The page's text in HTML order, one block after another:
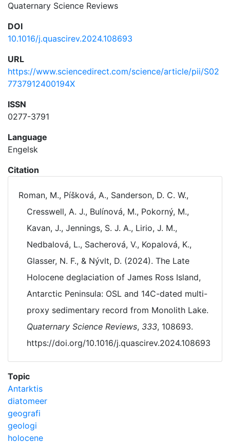
Quaternary Science Reviews
DOI
10.1016/j.quascirev.2024.108693
URL
https://www.sciencedirect.com/science/article/pii/S02
7737912400194X
ISSN
0277-3791
Language
Engelsk
Citation
Roman, M., Píšková, A., Sanderson, D. C. W.,
Cresswell, A. J., Bulínová, M., Pokorný, M.,
Kavan, J., Jennings, S. J. A., Lirio, J. M.,
Nedbalová, L., Sacherová, V., Kopalová, K.,
Glasser, N. F., & Nývlt, D. (2024). The Late
Holocene deglaciation of James Ross Island,
Antarctic Peninsula: OSL and 14C-dated multi-
proxy sedimentary record from Monolith Lake.
Quaternary Science Reviews, 333, 108693.
https://doi.org/10.1016/j.quascirev.2024.108693
Topic
Antarktis
diatomeer
geografi
geologi
holocene